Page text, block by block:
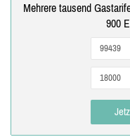
Mehrere tausend
900